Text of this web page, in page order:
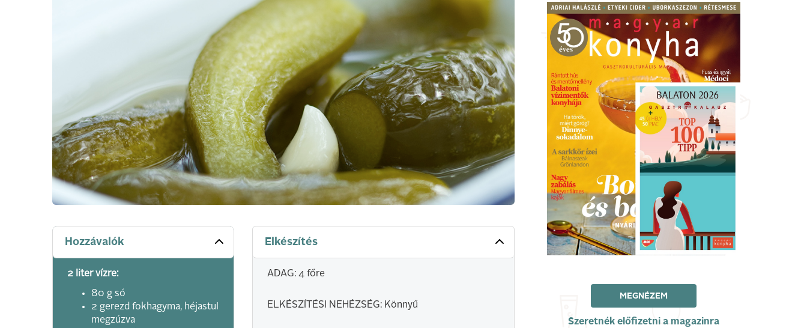
Hozzávalók
2 liter vízre:
80 g só
2 gerezd fokhagyma, héjastul
megzúzva
Elkészítés
ADAG: 4 főre
ELKÉSZÍTÉSI NEHÉZSÉG: Könnyű
MEGNÉZEM
Szeretnék előfizetni a magazinra